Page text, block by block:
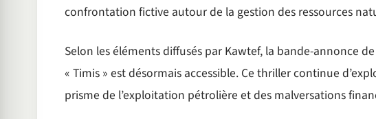
confrontation fictive autour de la gestion des ressources
Selon les éléments diffusés par Kawtef, la bande-annonce
« Timis » est désormais accessible. Ce thriller continue
prisme de l’exploitation pétrolière et des malversations